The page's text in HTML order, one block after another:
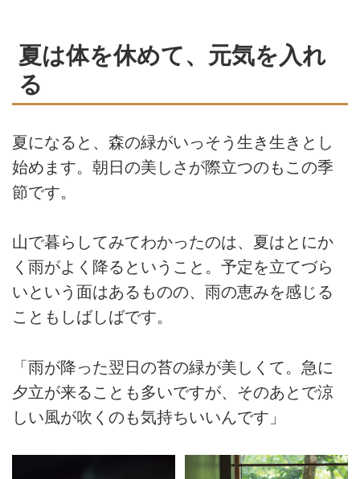
夏は体を休めて、元気を入れ
る
夏になると、森の緑がいっそう生き生きとし
始めます。朝日の美しさが際立つのもこの季
節です。
山で暮らしてみてわかったのは、夏はとにか
く雨がよく降るということ。予定を立てづら
いという面はあるものの、雨の恵みを感じる
こともしばしばです。
「雨が降った翌日の苔の緑が美しくて。急に
夕立が来ることも多いですが、そのあとで涼
しい風が吹くのも気持ちいいんです」